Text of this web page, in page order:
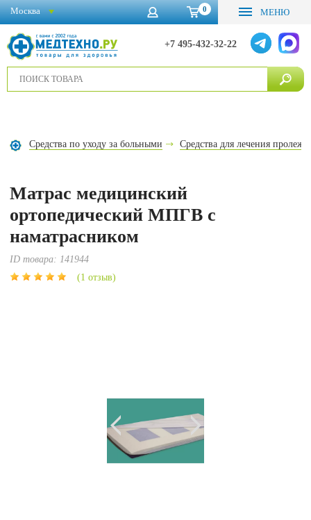
0 МЕНЮ
+7 495-432-32-22
Москва
Средства по уходу за больными Средства для лечения
Матрас медицинский
ортопедический МПГВ с
наматрасником
ID товара: 141944
(1 отзыв)